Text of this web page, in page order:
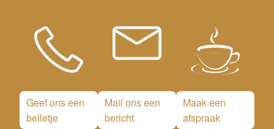
Geef ons een
belletje
Mail ons een
bericht
Maak een
afspraak